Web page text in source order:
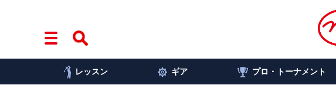
レッスン ギア プロ・トーナメント